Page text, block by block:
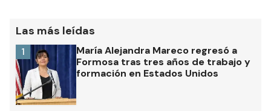
Las más leídas
María Alejandra Mareco regresó a
Formosa tras tres años de trabajo y
formación en Estados Unidos
1